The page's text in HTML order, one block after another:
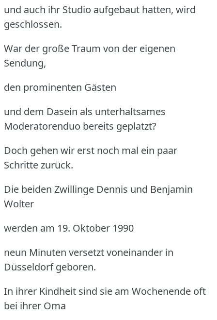
und auch ihr Studio aufgebaut hatten, wird
geschlossen.
War der große Traum von der eigenen
Sendung,
den prominenten Gästen
und dem Dasein als unterhaltsames
Moderatorenduo bereits geplatzt?
Doch gehen wir erst noch mal ein paar
Schritte zurück.
Die beiden Zwillinge Dennis und Benjamin
Wolter
werden am 19. Oktober 1990
neun Minuten versetzt voneinander in
Düsseldorf geboren.
In ihrer Kindheit sind sie am Wochenende oft
bei ihrer Oma